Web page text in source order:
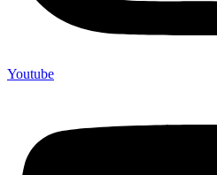
Youtube